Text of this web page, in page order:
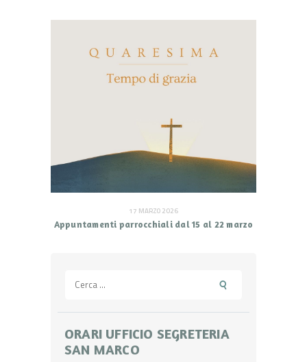
17 MARZO 2026
Appuntamenti parrocchiali dal 15 al 22 marzo
per:
ORARI UFFICIO SEGRETERIA
SAN MARCO